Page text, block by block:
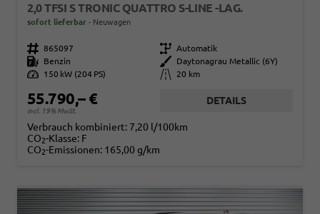
2,0 TFSI S TRONIC QUATTRO S-LINE -LAG.
sofort lieferbar Neuwagen
Fahrzeugnr. 865097 Getriebe
Automatik
Kraftstoff
Benzin Außenfarbe
Daytonagrau Metallic (6Y)
Leistung
150 kW (204 PS) Kilometerstand 20 km
55.790,– €
incl. 19% MwSt.
DETAILS
Verbrauch kombiniert: 7,20 l/100km
CO2-Klasse: F
CO2-Emissionen: 165,00 g/km